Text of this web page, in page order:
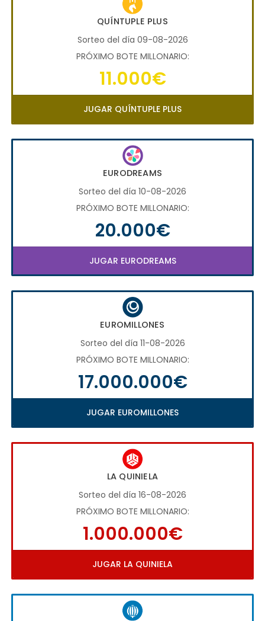
QUÍNTUPLE PLUS
Sorteo del día 09-08-2026
PRÓXIMO BOTE MILLONARIO:
11.000€
JUGAR QUÍNTUPLE PLUS
EURODREAMS
Sorteo del día 10-08-2026
PRÓXIMO BOTE MILLONARIO:
20.000€
JUGAR EURODREAMS
EUROMILLONES
Sorteo del día 11-08-2026
PRÓXIMO BOTE MILLONARIO:
17.000.000€
JUGAR EUROMILLONES
LA QUINIELA
Sorteo del día 16-08-2026
PRÓXIMO BOTE MILLONARIO:
1.000.000€
JUGAR LA QUINIELA